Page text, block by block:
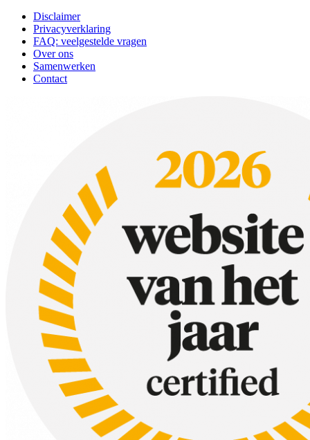
Disclaimer
Privacyverklaring
FAQ: veelgestelde vragen
Over ons
Samenwerken
Contact